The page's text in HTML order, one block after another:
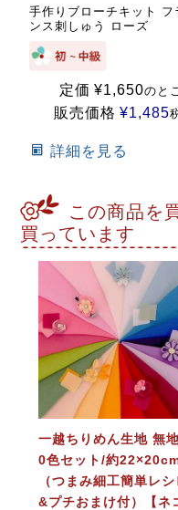
手作りブローチキット フ
ンス刺しゅう ローズ
定価 ¥1,650のと
販売価格 ¥1,485
詳細を見る
この商品を
買っています
一越ちりめん生地 無
0色セット/約
（つまみ細工簡単レシ
&プチおまけ付）【ネ